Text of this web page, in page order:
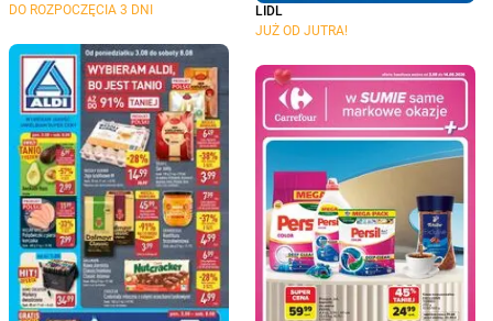
DO ROZPOCZĘCIA 3 DNI
LIDL
JUŻ OD JUTRA!